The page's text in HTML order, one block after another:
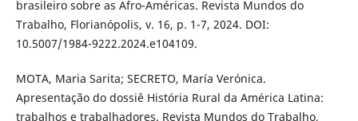
brasileiro sobre as Afro-Américas. Revista Mundos do
Trabalho, Florianópolis, v. 16, p. 1-7, 2024. DOI:
10.5007/1984-9222.2024.e104109.
MOTA, Maria Sarita; SECRETO, María Verónica.
Apresentação do dossiê História Rural da América Latina:
trabalhos e trabalhadores. Revista Mundos do Trabalho,